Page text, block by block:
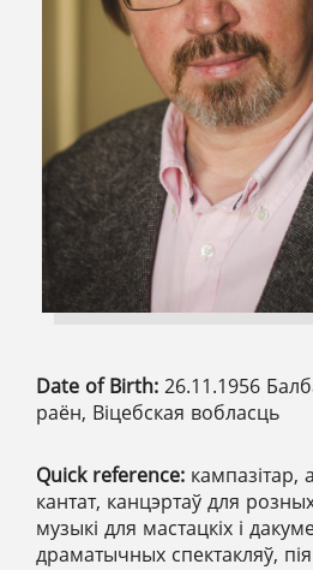
Date of Birth: 26.11.1956
раён, Віцебская вобласць
Quick reference: кампазітар,
кантат, канцэртаў для
музыкі для мастацкіх і
драматычных спектакляў,